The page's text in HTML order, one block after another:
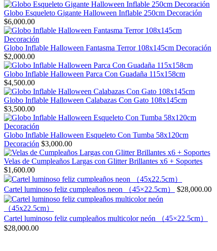
Globo Esqueleto Gigante Halloween Inflable 250cm Decoración
$6,000.00
Globo Inflable Halloween Fantasma Terror 108x145cm Decoración
$2,000.00
Globo Inflable Halloween Parca Con Guadaña 115x158cm
$4,500.00
Globo Inflable Halloween Calabazas Con Gato 108x145cm
$3,500.00
Globo Inflable Halloween Esqueleto Con Tumba 58x120cm
Decoración $3,000.00
Velas de Cumpleaños Largas con Glitter Brillantes x6 + Soportes
$1,600.00
Cartel luminoso feliz cumpleaños neon （45×22.5cm） $28,000.00
Cartel luminoso feliz cumpleaños multicolor neón （45×22.5cm）
$28,000.00